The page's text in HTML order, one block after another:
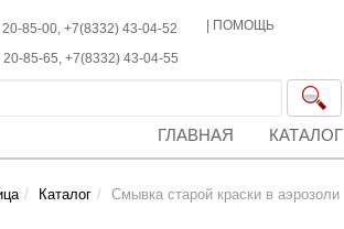
20-85-00, +7(8332) 43-04-52
20-85-65, +7(8332) 43-04-55
ПОМОЩЬ
ГЛАВНАЯ КАТАЛОГ
Каталог Смывка старой краски в аэрозоли